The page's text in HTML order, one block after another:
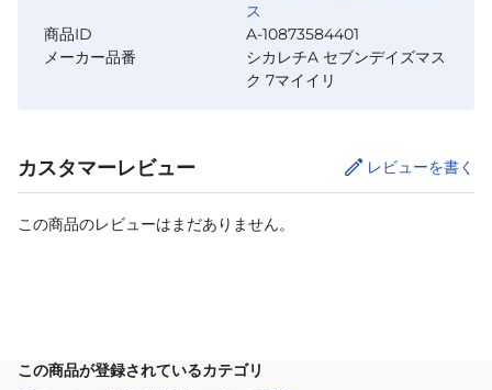
ス
商品ID
A-10873584401
メーカー品番
シカレチA セブンデイズマス
ク 7マイイリ
カスタマーレビュー レビューを書く
この商品のレビューはまだありません。
この商品が登録されているカテゴリ